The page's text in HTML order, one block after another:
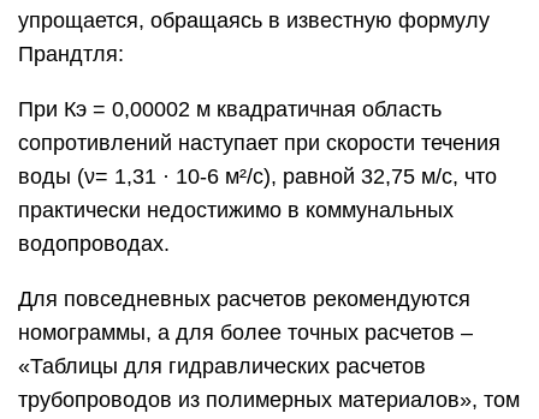
упрощается, обращаясь в известную формулу
Прандтля:
При Кэ = 0,00002 м квадратичная область
сопротивлений наступает при скорости течения
воды (ν= 1,31 · 10-6 м²/с), равной 32,75 м/с, что
практически недостижимо в коммунальных
водопроводах.
Для повседневных расчетов рекомендуются
номограммы, а для более точных расчетов –
«Таблицы для гидравлических расчетов
трубопроводов из полимерных материалов», том